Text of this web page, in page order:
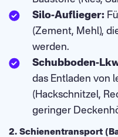
Silo-Auflieger:
(Zement, Mehl),
werden.
Schubboden-
das Entladen von
(Hackschnitzel,
geringer
2. Schienentransport